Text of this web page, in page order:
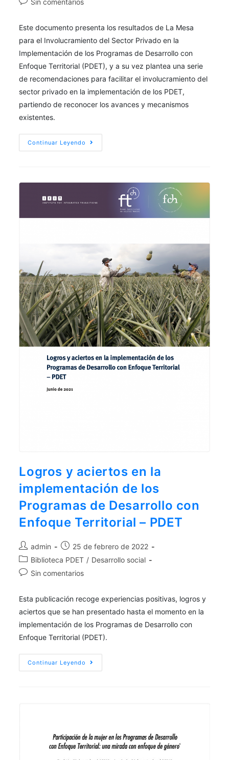
Este documento presenta los resultados de La Mesa
para el Involucramiento del Sector Privado en la
Implementación de los Programas de Desarrollo con
Enfoque Territorial (PDET), y a su vez plantea una serie
de recomendaciones para facilitar el involucramiento del
sector privado en la implementación de los PDET,
partiendo de reconocer los avances y mecanismos
existentes.
Continuar Leyendo
Logros y aciertos en la
implementación de los
Programas de Desarrollo con
Enfoque Territorial – PDET
admin
25 de febrero de 2022
Biblioteca PDET / Desarrollo social
Sin comentarios
Esta publicación recoge experiencias positivas, logros y
aciertos que se han presentado hasta el momento en la
implementación de los Programas de Desarrollo con
Enfoque Territorial (PDET).
Continuar Leyendo